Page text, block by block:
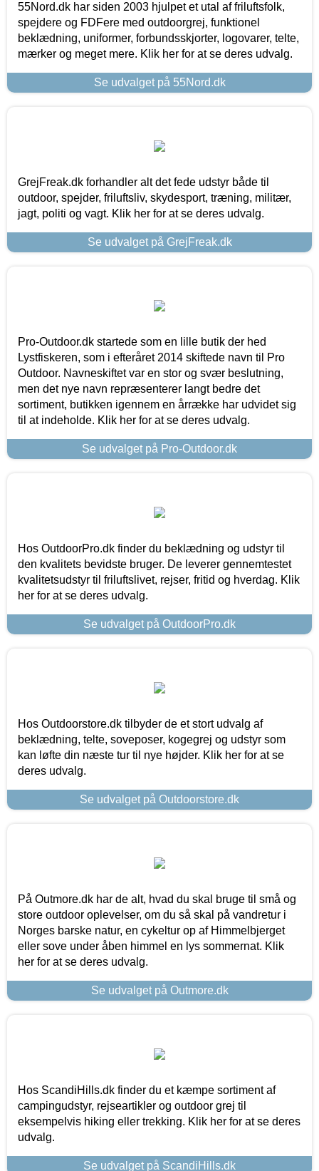
55Nord.dk har siden 2003 hjulpet et utal af friluftsfolk,
spejdere og FDFere med outdoorgrej, funktionel
beklædning, uniformer, forbundsskjorter, logovarer, telte,
mærker og meget mere. Klik her for at se deres udvalg.
Se udvalget på 55Nord.dk
GrejFreak.dk forhandler alt det fede udstyr både til
outdoor, spejder, friluftsliv, skydesport, træning, militær,
jagt, politi og vagt. Klik her for at se deres udvalg.
Se udvalget på GrejFreak.dk
Pro-Outdoor.dk startede som en lille butik der hed
Lystfiskeren, som i efteråret 2014 skiftede navn til Pro
Outdoor. Navneskiftet var en stor og svær beslutning,
men det nye navn repræsenterer langt bedre det
sortiment, butikken igennem en årrække har udvidet sig
til at indeholde. Klik her for at se deres udvalg.
Se udvalget på Pro-Outdoor.dk
Hos OutdoorPro.dk finder du beklædning og udstyr til
den kvalitets bevidste bruger. De leverer gennemtestet
kvalitetsudstyr til friluftslivet, rejser, fritid og hverdag. Klik
her for at se deres udvalg.
Se udvalget på OutdoorPro.dk
Hos Outdoorstore.dk tilbyder de et stort udvalg af
beklædning, telte, soveposer, kogegrej og udstyr som
kan løfte din næste tur til nye højder. Klik her for at se
deres udvalg.
Se udvalget på Outdoorstore.dk
På Outmore.dk har de alt, hvad du skal bruge til små og
store outdoor oplevelser, om du så skal på vandretur i
Norges barske natur, en cykeltur op af Himmelbjerget
eller sove under åben himmel en lys sommernat. Klik
her for at se deres udvalg.
Se udvalget på Outmore.dk
Hos ScandiHills.dk finder du et kæmpe sortiment af
campingudstyr, rejseartikler og outdoor grej til
eksempelvis hiking eller trekking. Klik her for at se deres
udvalg.
Se udvalget på ScandiHills.dk